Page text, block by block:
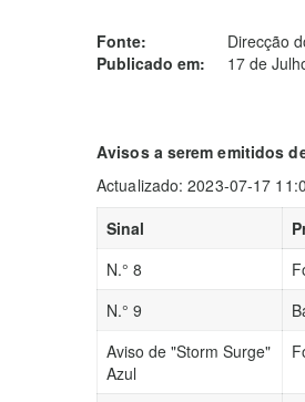
Fonte:
Direcção
Publicado em:
17 de
Avisos a serem emitidos
Actualizado: 2023-07-17
Sinal
N.° 8
N.° 9
Aviso de "Storm Surge"
Azul